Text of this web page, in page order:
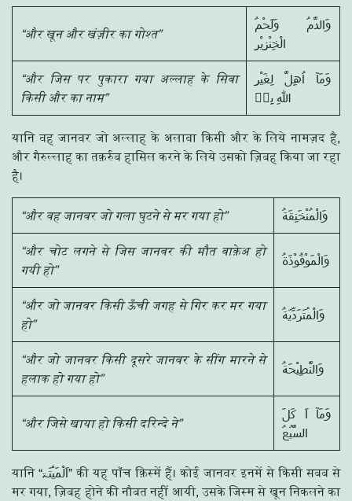
“और खून और खंज़ीर का गोश्त”
وَالدَّمُ وَلَحْمُ
الْخِنْزِيْرِ
“और जिस पर पुकारा गया अल्लाह के सिवा
किसी और का नाम”
وَمَآ اُهِلَّ لِغَيْرِ
اللّٰهِ بِهٖ
यानि वह जानवर जो अल्लाह के अलावा किसी और के लिये नामज़द है,
और गैरुल्लाह का तक़र्रुब हासिल करने के लिये उसको ज़िबह किया जा रहा
है।
“और वह जानवर जो गला घुटने से मर गया हो” وَالْمُنْخَنِقَةُ
“और चोट लगने से जिस जानवर की मौत वाक़ेअ हो
गयी हो”
وَالْمَوْقُوْذَةُ
“और जो जानवर किसी ऊँची जगह से गिर कर मर गया
हो”
وَالْمُتَرَدِّيَةُ
“और जो जानवर किसी दूसरे जानवर के सींग मारने से
हलाक हो गया हो”
وَالنَّطِيْحَةُ
“और जिसे खाया हो किसी दरिन्दे ने”
وَمَآ اَ كَلَ
السَّبُعُ
यानि “اَلْمَیْتَۃ” की यह पाँच क़िस्में हैं। कोई जानवर इनमें से किसी सबब से
मर गया, ज़िबह होने की नौबत नहीं आयी, उसके जिस्म से खून निकलने का